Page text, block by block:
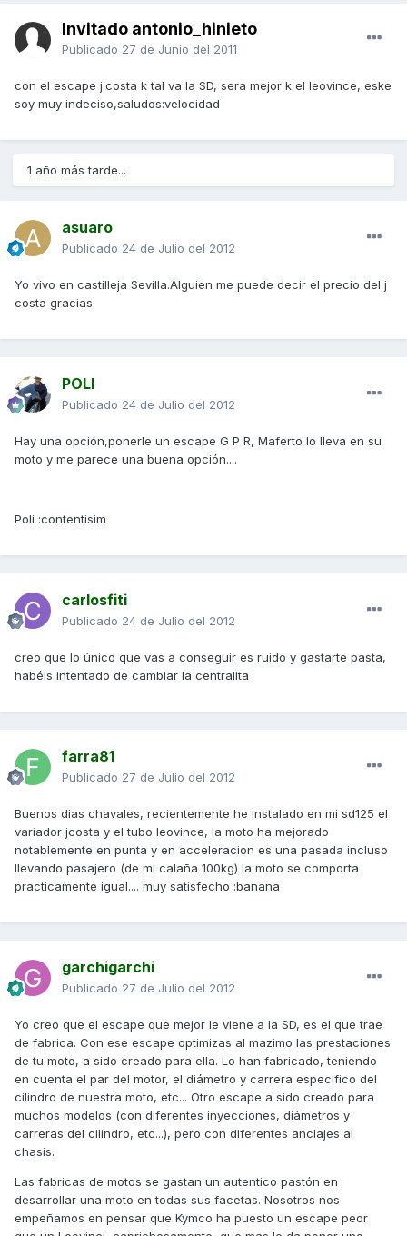
Invitado antonio_hinieto
Publicado 27 de Junio del 2011
con el escape j.costa k tal va la SD, sera mejor k el leovince, eske
soy muy indeciso,saludos:velocidad
1 año más tarde...
asuaro
Publicado 24 de Julio del 2012
Yo vivo en castilleja Sevilla.Alguien me puede decir el precio del j
costa gracias
POLI
Publicado 24 de Julio del 2012
Hay una opción,ponerle un escape G P R, Maferto lo lleva en su
moto y me parece una buena opción....
Poli :contentisim
carlosfiti
Publicado 24 de Julio del 2012
creo que lo único que vas a conseguir es ruido y gastarte pasta,
habéis intentado de cambiar la centralita
farra81
Publicado 27 de Julio del 2012
Buenos dias chavales, recientemente he instalado en mi sd125 el
variador jcosta y el tubo leovince, la moto ha mejorado
notablemente en punta y en acceleracion es una pasada incluso
llevando pasajero (de mi calaña 100kg) la moto se comporta
practicamente igual.... muy satisfecho :banana
garchigarchi
Publicado 27 de Julio del 2012
Yo creo que el escape que mejor le viene a la SD, es el que trae
de fabrica. Con ese escape optimizas al mazimo las prestaciones
de tu moto, a sido creado para ella. Lo han fabricado, teniendo
en cuenta el par del motor, el diámetro y carrera especifico del
cilindro de nuestra moto, etc... Otro escape a sido creado para
muchos modelos (con diferentes inyecciones, diámetros y
carreras del cilindro, etc...), pero con diferentes anclajes al
chasis.
Las fabricas de motos se gastan un autentico pastón en
desarrollar una moto en todas sus facetas. Nosotros nos
empeñamos en pensar que Kymco ha puesto un escape peor